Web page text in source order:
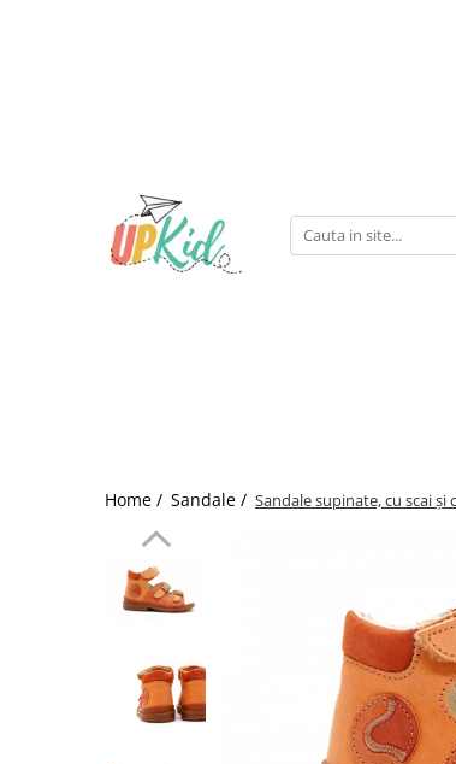
Home / Sandale / Sandale supinate, cu scai